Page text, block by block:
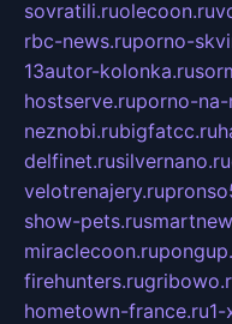
sovratili.ruolecoon.ru
rbc-news.ruporno-
13autor-kolonka.ru
hostserve.ruporno-na-
neznobi.rubigfatcc.ru
delfinet.rusilvernano.ru
velotrenajery.ru
show-pets.ru
miraclecoon.ru
firehunters.ru
hometown-france.ru